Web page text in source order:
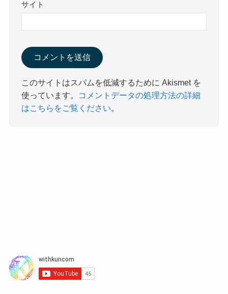
サイト
このサイトはスパムを低減するために Akismet を
使っています。
コメントデータの処理方法の詳細
はこちらをご覧ください。